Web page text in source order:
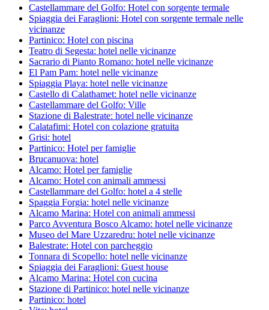
Castellammare del Golfo: Hotel con sorgente termale
Spiaggia dei Faraglioni: Hotel con sorgente termale nelle
vicinanze
Partinico: Hotel con piscina
Teatro di Segesta: hotel nelle vicinanze
Sacrario di Pianto Romano: hotel nelle vicinanze
El Pam Pam: hotel nelle vicinanze
Spiaggia Playa: hotel nelle vicinanze
Castello di Calathamet: hotel nelle vicinanze
Castellammare del Golfo: Ville
Stazione di Balestrate: hotel nelle vicinanze
Calatafimi: Hotel con colazione gratuita
Grisi: hotel
Partinico: Hotel per famiglie
Brucanuova: hotel
Alcamo: Hotel per famiglie
Alcamo: Hotel con animali ammessi
Castellammare del Golfo: hotel a 4 stelle
Spaggia Forgia: hotel nelle vicinanze
Alcamo Marina: Hotel con animali ammessi
Parco Avventura Bosco Alcamo: hotel nelle vicinanze
Museo del Mare Uzzaredru: hotel nelle vicinanze
Balestrate: Hotel con parcheggio
Tonnara di Scopello: hotel nelle vicinanze
Spiaggia dei Faraglioni: Guest house
Alcamo Marina: Hotel con cucina
Stazione di Partinico: hotel nelle vicinanze
Partinico: hotel